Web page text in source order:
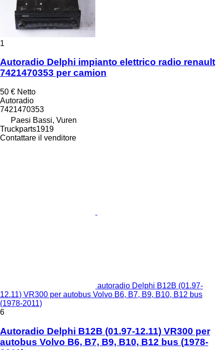
1
Autoradio Delphi impianto elettrico radio renault
7421470353 per camion
50 € Netto
Autoradio
7421470353
Paesi Bassi, Vuren
Truckparts1919
Contattare il venditore
autoradio Delphi B12B (01.97-
12.11) VR300 per autobus Volvo B6, B7, B9, B10, B12 bus
(1978-2011)
6
Autoradio Delphi B12B (01.97-12.11) VR300 per
autobus Volvo B6, B7, B9, B10, B12 bus (1978-